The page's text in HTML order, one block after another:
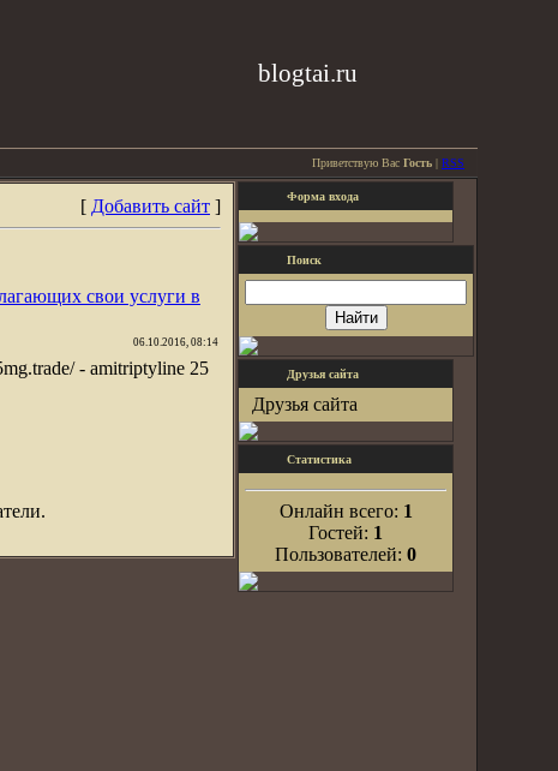
blogtai.ru
Приветствую Вас Гость | RSS
[ Добавить сайт ]
свои услуги в
06.10.2016, 08:14
- amitriptyline 25
Форма входа
Поиск
Друзья сайта
Друзья сайта
Статистика
Онлайн всего: 1
Гостей: 1
Пользователей: 0